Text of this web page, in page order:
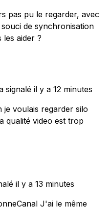
pas pu le regarder, avec
de synchronisation
les aider ?
signalé il y a 12 minutes
je voulais regarder silo
qualité video est trop
il y a 13 minutes
J'ai le même